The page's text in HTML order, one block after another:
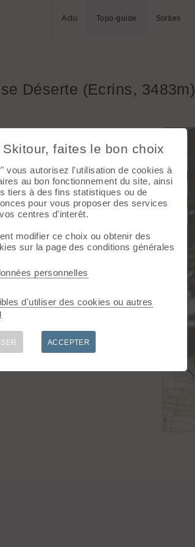
Actu Topo-guide Sorties
Déserte (Ecrins, 3483m)
faites le bon choix
vous autorisez l'utilisation de cookies à
au bon fonctionnement du site, ainsi
tiers à des fins statistiques ou de
pour vous proposer des services
centres d'interêt.
modifier ce choix ou obtenir des
sur la page des conditions générales
personnelles
d'utiliser des cookies ou autres
ACCEPTER